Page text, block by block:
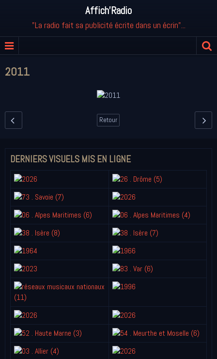
Affich'Radio
"La radio fait sa publicité écrite dans un écrin"...
2011
Retour
DERNIERS VISUELS MIS EN LIGNE